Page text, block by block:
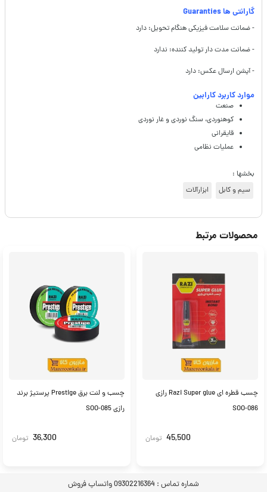
گارانتی ها Guaranties
- ضمانت سلامت فیزیکی هنگام تحویل: دارد
- ضمانت مدت دار تولید کننده: ندارد
- آپشن ارسال عکس: دارد
موارد کاربرد کارابین
صنعت
کوهنوردی، سنگ نوردی و غار نوردی
قایقرانی
عملیات نظامی
بخشها :
سیم و کابل
ابزارآلات
محصولات مرتبط
چسب قطره ای Razi Super glue رازی
SOO-086
45,500 تومان
چسب و لنت برق Prestige پرستیژ برند
رازی SOO-085
36,300 تومان
شماره تماس : 09302216364 واتساپ فروش